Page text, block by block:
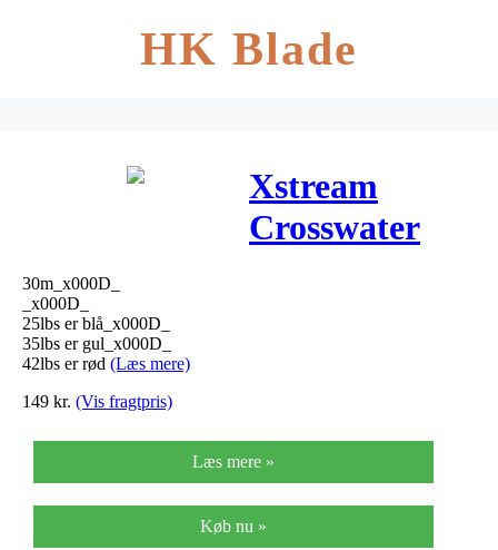
HK Blade
Xstream
Crosswater
30m_x000D_
_x000D_
25lbs er blå_x000D_
35lbs er gul_x000D_
42lbs er rød (Læs mere)
149 kr. (Vis fragtpris)
Læs mere »
Køb nu »